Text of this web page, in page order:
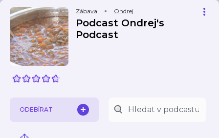
Zábava Ondrej
Podcast Ondrej's
Podcast
ODEBÍRAT